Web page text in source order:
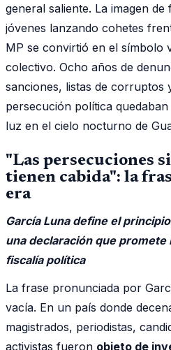
general saliente. La imagen de
jóvenes lanzando cohetes
MP se convirtió en el símbolo
colectivo. Ocho años de
sanciones, listas de corruptos
persecución política
luz en el cielo nocturno de
"Las persecuciones
tienen cabida": la
era
García Luna define el
una declaración que
fiscalía política
La frase pronunciada por
vacía. En un país donde
magistrados, periodistas,
activistas fueron objeto de